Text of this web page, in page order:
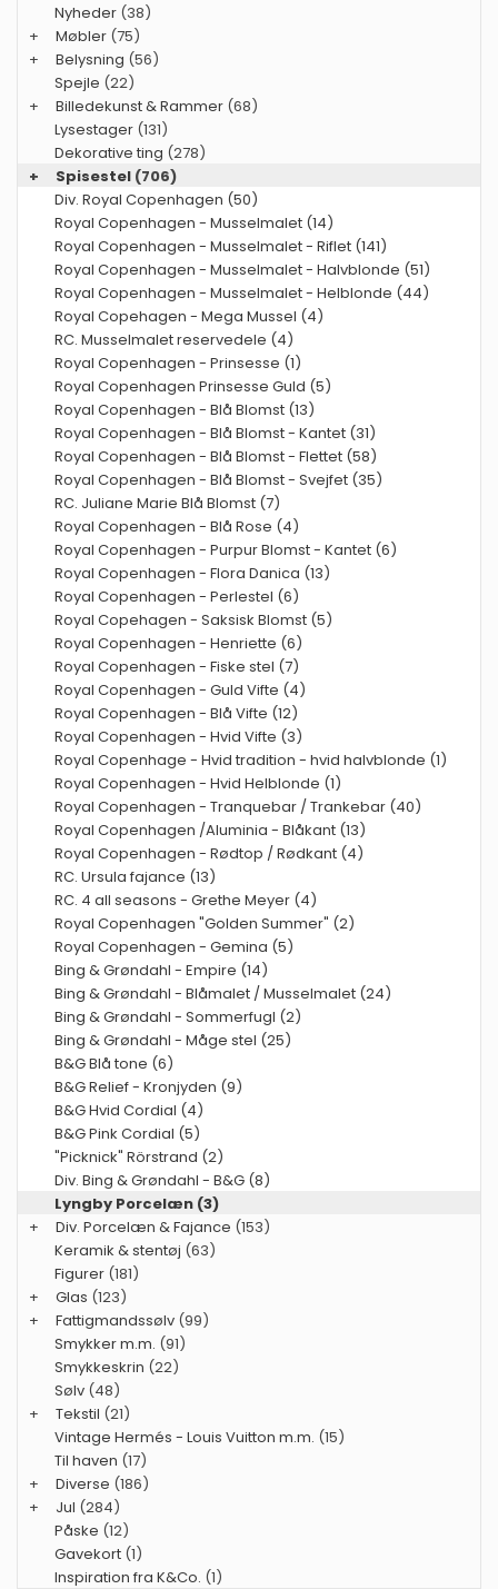
Nyheder (38)
+
Møbler (75)
+
Belysning (56)
Spejle (22)
+
Billedekunst & Rammer (68)
Lysestager (131)
Dekorative ting (278)
+
Spisestel (706)
Div. Royal Copenhagen (50)
Royal Copenhagen - Musselmalet (14)
Royal Copenhagen - Musselmalet - Riflet (141)
Royal Copenhagen - Musselmalet - Halvblonde (51)
Royal Copenhagen - Musselmalet - Helblonde (44)
Royal Copehagen - Mega Mussel (4)
RC. Musselmalet reservedele (4)
Royal Copenhagen - Prinsesse (1)
Royal Copenhagen Prinsesse Guld (5)
Royal Copenhagen - Blå Blomst (13)
Royal Copenhagen - Blå Blomst - Kantet (31)
Royal Copenhagen - Blå Blomst - Flettet (58)
Royal Copenhagen - Blå Blomst - Svejfet (35)
RC. Juliane Marie Blå Blomst (7)
Royal Copenhagen - Blå Rose (4)
Royal Copenhagen - Purpur Blomst - Kantet (6)
Royal Copenhagen - Flora Danica (13)
Royal Copenhagen - Perlestel (6)
Royal Copehagen - Saksisk Blomst (5)
Royal Copenhagen - Henriette (6)
Royal Copenhagen - Fiske stel (7)
Royal Copenhagen - Guld Vifte (4)
Royal Copenhagen - Blå Vifte (12)
Royal Copenhagen - Hvid Vifte (3)
Royal Copenhage - Hvid tradition - hvid halvblonde (1)
Royal Copenhagen - Hvid Helblonde (1)
Royal Copenhagen - Tranquebar / Trankebar (40)
Royal Copenhagen /Aluminia - Blåkant (13)
Royal Copenhagen - Rødtop / Rødkant (4)
RC. Ursula fajance (13)
RC. 4 all seasons - Grethe Meyer (4)
Royal Copenhagen "Golden Summer" (2)
Royal Copenhagen - Gemina (5)
Bing & Grøndahl - Empire (14)
Bing & Grøndahl - Blåmalet / Musselmalet (24)
Bing & Grøndahl - Sommerfugl (2)
Bing & Grøndahl - Måge stel (25)
B&G Blå tone (6)
B&G Relief - Kronjyden (9)
B&G Hvid Cordial (4)
B&G Pink Cordial (5)
"Picknick" Rörstrand (2)
Div. Bing & Grøndahl - B&G (8)
Lyngby Porcelæn (3)
+
Div. Porcelæn & Fajance (153)
Keramik & stentøj (63)
Figurer (181)
+
Glas (123)
+
Fattigmandssølv (99)
Smykker m.m. (91)
Smykkeskrin (22)
Sølv (48)
+
Tekstil (21)
Vintage Hermés - Louis Vuitton m.m. (15)
Til haven (17)
+
Diverse (186)
+
Jul (284)
Påske (12)
Gavekort (1)
Inspiration fra K&Co. (1)